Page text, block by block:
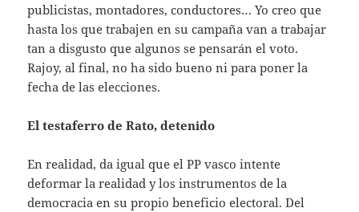
publicistas, montadores, conductores… Yo creo que
hasta los que trabajen en su campaña van a trabajar
tan a disgusto que algunos se pensarán el voto.
Rajoy, al final, no ha sido bueno ni para poner la
fecha de las elecciones.
El testaferro de Rato, detenido
En realidad, da igual que el PP vasco intente
deformar la realidad y los instrumentos de la
democracia en su propio beneficio electoral. Del